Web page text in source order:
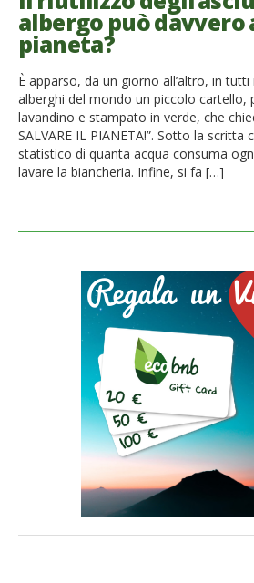
French
albergo può davvero
pianeta?
È apparso, da un giorno all’altro, in
alberghi del mondo un piccolo cartello,
lavandino e stampato in verde, che
SALVARE IL PIANETA!”. Sotto la scritta
statistico di quanta acqua consuma
lavare la biancheria. Infine, si fa […]